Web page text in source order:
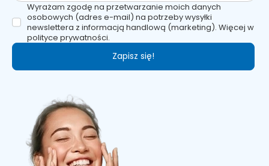
Wyrażam zgodę na przetwarzanie moich danych
osobowych (adres e-mail) na potrzeby wysyłki
newslettera z informacją handlową (marketing). Więcej w
polityce prywatności.
Zapisz się!